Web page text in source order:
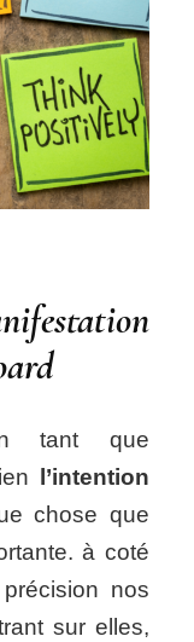
tant que
l’intention
chose que
à coté
nos
sur elles,